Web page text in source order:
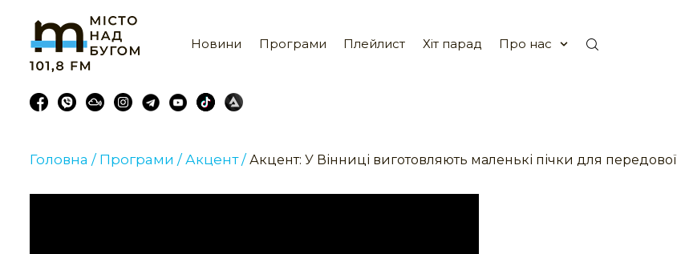
Новини Програми Плейлист Хіт парад Про нас
Головна / Програми / Акцент / Акцент: У Вінниці виготовляють маленькі пічки для передової